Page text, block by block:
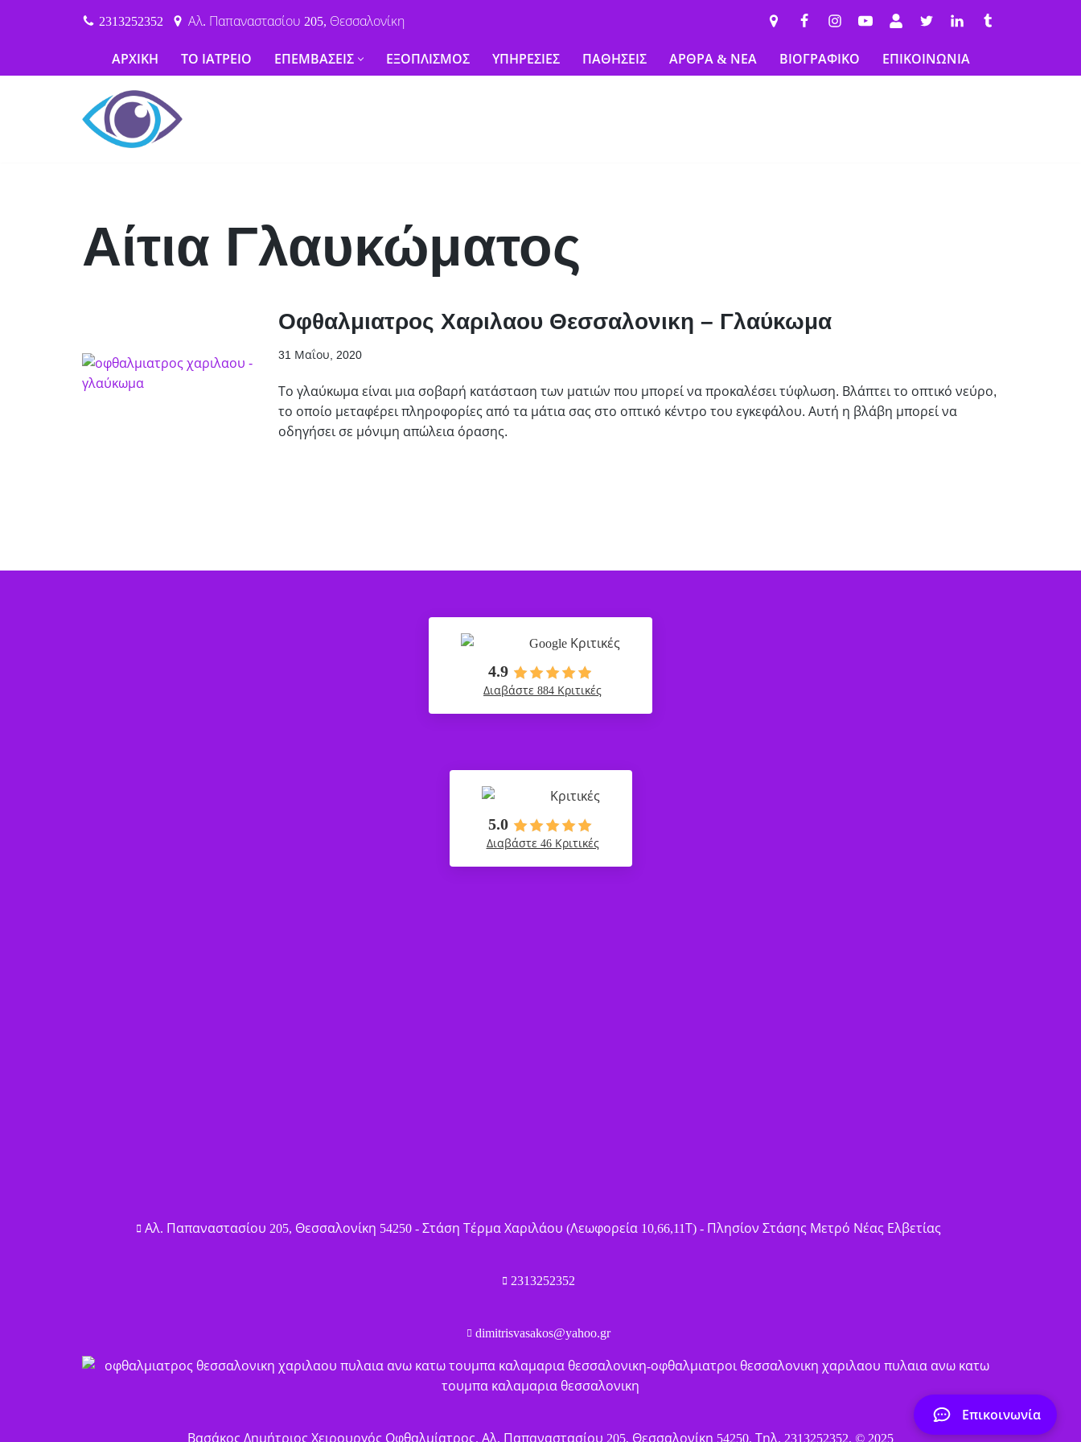
2313252352 Αλ. Παπαναστασίου 205, Θεσσαλονίκη
ΑΡΧΙΚΗ ΤΟ ΙΑΤΡΕΙΟ ΕΠΕΜΒΑΣΕΙΣ ΕΞΟΠΛΙΣΜΟΣ ΥΠΗΡΕΣΙΕΣ ΠΑΘΗΣΕΙΣ ΑΡΘΡΑ & ΝΕΑ ΒΙΟΓΡΑΦΙΚΟ ΕΠΙΚΟΙΝΩΝΙΑ
Αίτια Γλαυκώματος
Οφθαλμιατρος Χαριλαου Θεσσαλονικη – Γλαύκωμα
31 Μαΐου, 2020
Το γλαύκωμα είναι μια σοβαρή κατάσταση των ματιών που μπορεί να προκαλέσει τύφλωση. Βλάπτει το οπτικό νεύρο,
το οποίο μεταφέρει πληροφορίες από τα μάτια σας στο οπτικό κέντρο του εγκεφάλου. Αυτή η βλάβη μπορεί να
οδηγήσει σε μόνιμη απώλεια όρασης.
Google Κριτικές
4.9
Διαβάστε 884 Κριτικές
Κριτικές
5.0
Διαβάστε 46 Κριτικές
Αλ. Παπαναστασίου 205, Θεσσαλονίκη 54250 - Στάση Τέρμα Χαριλάου (Λεωφορεία 10,66,11Τ) - Πλησίον Στάσης Μετρό Νέας Ελβετίας
2313252352
dimitrisvasakos@yahoo.gr
Βασάκος Δημήτριος Χειρουργός Οφθαλμίατρος. Αλ. Παπαναστασίου 205, Θεσσαλονίκη 54250. Τηλ. 2313252352. © 2025
Επικοινωνία